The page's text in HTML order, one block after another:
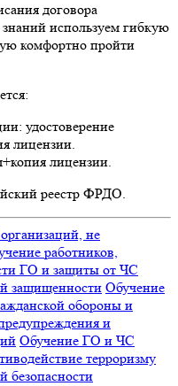
договора
используем гибкую
комфортно пройти
удостоверение
лицензии.
лицензии.
реестр ФРДО.
не
работников,
ГО и защиты от ЧС
защищенности Обучение
обороны и
и
Обучение ГО и ЧС
терроризму
безопасности